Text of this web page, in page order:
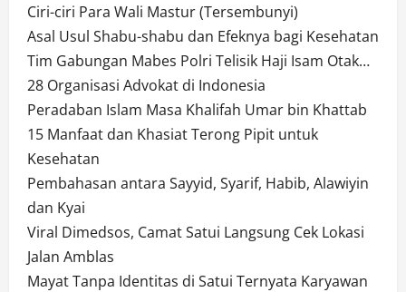
Ciri-ciri Para Wali Mastur (Tersembunyi)
Asal Usul Shabu-shabu dan Efeknya bagi Kesehatan
Tim Gabungan Mabes Polri Telisik Haji Isam Otak…
28 Organisasi Advokat di Indonesia
Peradaban Islam Masa Khalifah Umar bin Khattab
15 Manfaat dan Khasiat Terong Pipit untuk
Kesehatan
Pembahasan antara Sayyid, Syarif, Habib, Alawiyin
dan Kyai
Viral Dimedsos, Camat Satui Langsung Cek Lokasi
Jalan Amblas
Mayat Tanpa Identitas di Satui Ternyata Karyawan